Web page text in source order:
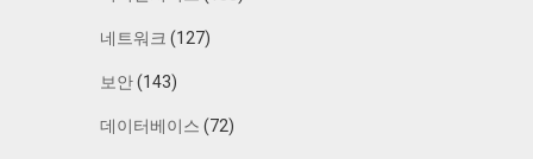
네트워크 (127)
보안(143)
데이터베이스 (72)